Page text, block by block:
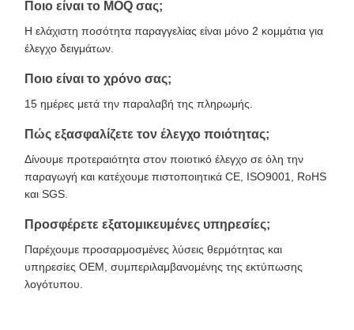
Ποιο είναι το MOQ σας;
Η ελάχιστη ποσότητα παραγγελίας είναι μόνο 2 κομμάτια για
έλεγχο δειγμάτων.
Ποιο είναι το χρόνο σας;
15 ημέρες μετά την παραλαβή της πληρωμής.
Πώς εξασφαλίζετε τον έλεγχο ποιότητας;
Δίνουμε προτεραιότητα στον ποιοτικό έλεγχο σε όλη την
παραγωγή και κατέχουμε πιστοποιητικά CE, ISO9001, RoHS
και SGS.
Προσφέρετε εξατομικευμένες υπηρεσίες;
Παρέχουμε προσαρμοσμένες λύσεις θερμότητας και
υπηρεσίες OEM, συμπεριλαμβανομένης της εκτύπωσης
λογότυπου.